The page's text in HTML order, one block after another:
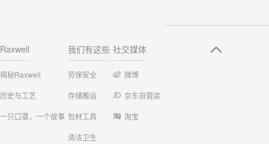
Raxwell
揭秘Raxwell
历史与工艺
一只口罩，一个故事
我们有这些
劳保安全
存储搬运
包材工具
清洁卫生
社交媒体
微博
京东自营店
淘宝